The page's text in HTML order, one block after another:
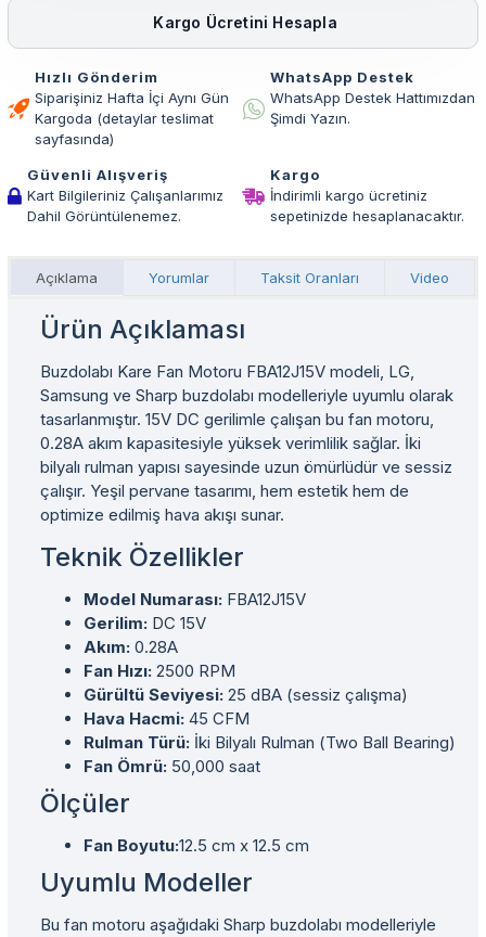
Kargo Ücretini Hesapla
Hızlı Gönderim
Siparişiniz Hafta İçi Aynı Gün
Kargoda (detaylar teslimat
sayfasında)
WhatsApp Destek
WhatsApp Destek Hattımızdan
Şimdi Yazın.
Güvenli Alışveriş
Kart Bilgileriniz Çalışanlarımız
Dahil Görüntülenemez.
Kargo
İndirimli kargo ücretiniz
sepetinizde hesaplanacaktır.
Açıklama Yorumlar Taksit Oranları Video
Ürün Açıklaması
Buzdolabı Kare Fan Motoru FBA12J15V modeli, LG,
Samsung ve Sharp buzdolabı modelleriyle uyumlu olarak
tasarlanmıştır. 15V DC gerilimle çalışan bu fan motoru,
0.28A akım kapasitesiyle yüksek verimlilik sağlar. İki
bilyalı rulman yapısı sayesinde uzun ömürlüdür ve sessiz
çalışır. Yeşil pervane tasarımı, hem estetik hem de
optimize edilmiş hava akışı sunar.
Teknik Özellikler
Model Numarası: FBA12J15V
Gerilim: DC 15V
Akım: 0.28A
Fan Hızı: 2500 RPM
Gürültü Seviyesi: 25 dBA (sessiz çalışma)
Hava Hacmi: 45 CFM
Rulman Türü: İki Bilyalı Rulman (Two Ball Bearing)
Fan Ömrü: 50,000 saat
Ölçüler
Fan Boyutu:12.5 cm x 12.5 cm
Uyumlu Modeller
Bu fan motoru aşağıdaki Sharp buzdolabı modelleriyle